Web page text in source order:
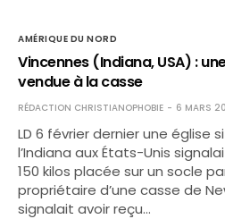
AMÉRIQUE DU NORD
Vincennes (Indiana, USA) :
vendue à la casse
RÉDACTION CHRISTIANOPHOBIE 6 MARS
LD 6 février dernier une église
l’Indiana aux États-Unis
150 kilos placée sur un socle
propriétaire d’une casse de
signalait avoir reçu…